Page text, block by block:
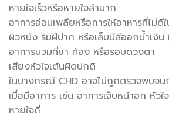
หายใจเร็วหรือหายใจลำบาก
อาการอ่อนเพลียหรือการให้อาหารที่ไม่ดี
ผิวหนัง ริมฝีปาก หรือเล็บมีสีออกน้ำเงิน
อาการบวมที่ขา ท้อง หรือรอบดวงตา
เสียงหัวใจเต้นผิดปกติ
ในบางกรณี CHD อาจไม่ถูกตรวจพบจน
เมื่อมีอาการ เช่น อาการเจ็บหน้าอก หัวใ
หายใจถี่